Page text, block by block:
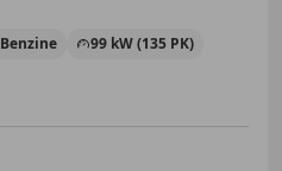
Benzine 99 kW (135 PK)